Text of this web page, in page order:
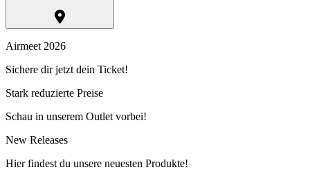
Airmeet 2026
Sichere dir jetzt dein Ticket!
Stark reduzierte Preise
Schau in unserem Outlet vorbei!
New Releases
Hier findest du unsere neuesten Produkte!